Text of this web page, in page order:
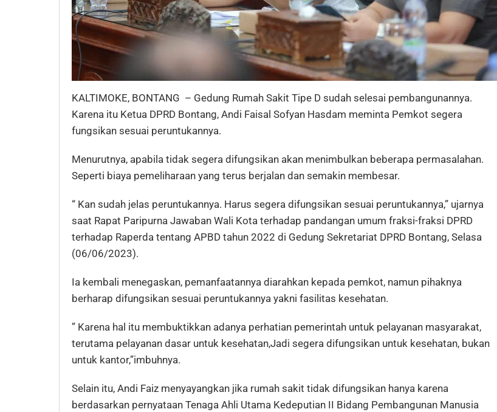
KALTIMOKE, BONTANG – Gedung Rumah Sakit Tipe D sudah selesai pembangunannya.
Karena itu Ketua DPRD Bontang, Andi Faisal Sofyan Hasdam meminta Pemkot segera
fungsikan sesuai peruntukannya.
Menurutnya, apabila tidak segera difungsikan akan menimbulkan beberapa permasalahan.
Seperti biaya pemeliharaan yang terus berjalan dan semakin membesar.
“ Kan sudah jelas peruntukannya. Harus segera difungsikan sesuai peruntukannya,” ujarnya
saat Rapat Paripurna Jawaban Wali Kota terhadap pandangan umum fraksi-fraksi DPRD
terhadap Raperda tentang APBD tahun 2022 di Gedung Sekretariat DPRD Bontang, Selasa
(06/06/2023).
Ia kembali menegaskan, pemanfaatannya diarahkan kepada pemkot, namun pihaknya
berharap difungsikan sesuai peruntukannya yakni fasilitas kesehatan.
” Karena hal itu membuktikkan adanya perhatian pemerintah untuk pelayanan masyarakat,
terutama pelayanan dasar untuk kesehatan,Jadi segera difungsikan untuk kesehatan, bukan
untuk kantor,”imbuhnya.
Selain itu, Andi Faiz menyayangkan jika rumah sakit tidak difungsikan hanya karena
berdasarkan pernyataan Tenaga Ahli Utama Kedeputian II Bidang Pembangunan Manusia